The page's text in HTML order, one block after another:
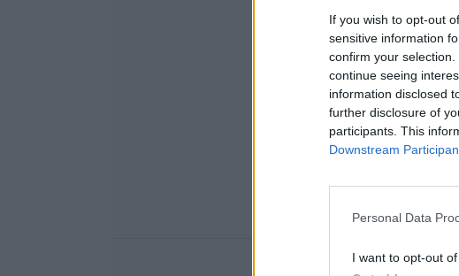
If you wish to opt-out
sensitive information
confirm your
continue seeing
information disclosed
further disclosure of
participants. This
Downstream
Personal Data
I want to opt-out